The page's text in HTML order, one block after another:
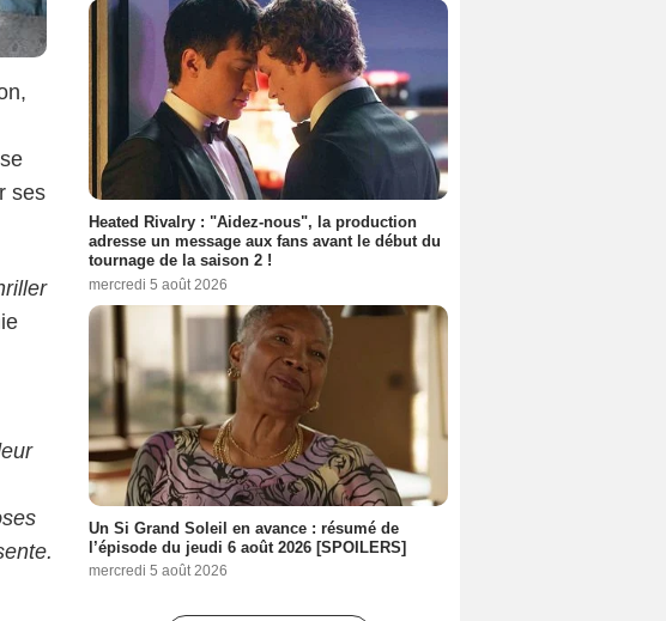
ses
Heated Rivalry : "Aidez-nous", la production
adresse un message aux fans avant le début du
tournage de la saison 2 !
mercredi 5 août 2026
Un Si Grand Soleil en avance : résumé de
l’épisode du jeudi 6 août 2026 [SPOILERS]
mercredi 5 août 2026